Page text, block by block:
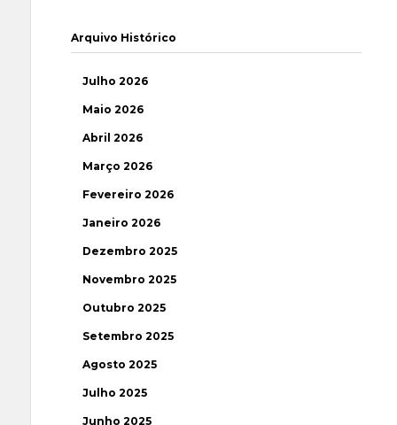
Arquivo Histórico
Julho 2026
Maio 2026
Abril 2026
Março 2026
Fevereiro 2026
Janeiro 2026
Dezembro 2025
Novembro 2025
Outubro 2025
Setembro 2025
Agosto 2025
Julho 2025
Junho 2025